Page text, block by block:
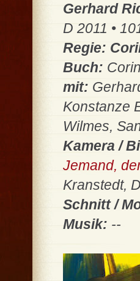
Gerhard
D 2011 •
Regie:
Buch:
mit:
Konstanze
Wilmes,
Kamera /
Jemand,
Kranstedt,
Schnitt /
Musik: --